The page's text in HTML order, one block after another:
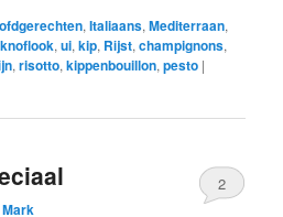
,Italiaans,Mediterraan,
knoflook,ui,kip, Rijst,champignons,
,risotto,kippenbouillon,pesto |
Mark
2